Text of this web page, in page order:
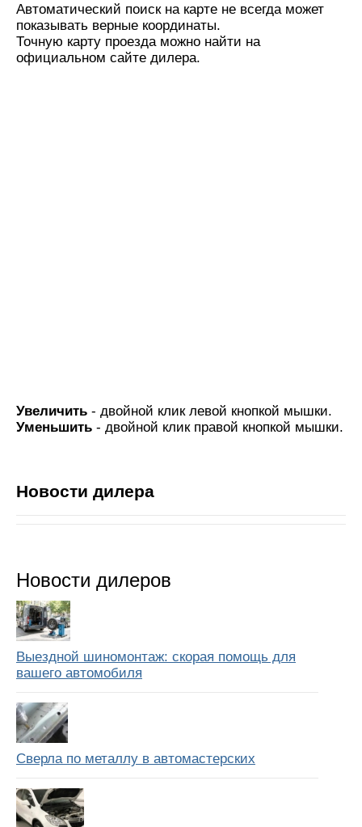
Автоматический поиск на карте не всегда может
показывать верные координаты.
Точную карту проезда можно найти на
официальном сайте дилера.
Увеличить - двойной клик левой кнопкой мышки.
Уменьшить - двойной клик правой кнопкой мышки.
Новости дилера
Новости дилеров
Выездной шиномонтаж: скорая помощь для
вашего автомобиля
Сверла по металлу в автомастерских